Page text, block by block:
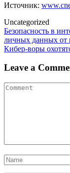
Источник:
Uncategorized
Post
navigation
Безопасность в
личных данных от
Кибер-воры
Leave a